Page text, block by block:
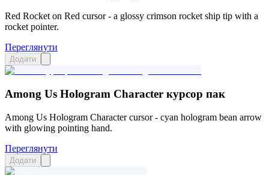
Red Rocket on Red cursor - a glossy crimson rocket ship tip with a
rocket pointer.
Переглянути
Додати
Among Us Hologram Character курсор пак
Among Us Hologram Character cursor - cyan hologram bean arrow
with glowing pointing hand.
Переглянути
Додати